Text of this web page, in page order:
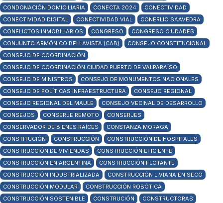
CONDONACIÓN DOMICILIARIA
CONECTA 2024
CONECTIVIDAD
CONECTIVIDAD DIGITAL
CONECTIVIDAD VIAL
CONERLIO SAAVEDRA
CONFLICTOS INMOBILIARIOS
CONGRESO
CONGRESO CIUDADES
CONJUNTO ARMÓNICO BELLAVISTA (CAB)
CONSEJO CONSTITUCIONAL
CONSEJO DE COORDINACIÓN
CONSEJO DE COORDINACIÓN CIUDAD PUERTO DE VALPARAÍSO
CONSEJO DE MINISTROS
CONSEJO DE MONUMENTOS NACIONALES
CONSEJO DE POLÍTICAS INFRAESTRUCTURA
CONSEJO REGIONAL
CONSEJO REGIONAL DEL MAULE
CONSEJO VECINAL DE DESARROLLO
CONSEJOS
CONSERJE REMOTO
CONSERJES
CONSERVADOR DE BIENES RAÍCES
CONSTANZA MORAGA
CONSTITUCIÓN
CONSTRUCCIÓN
CONSTRUCCIÓN DE HOSPITALES
CONSTRUCCIÓN DE VIVIENDAS
CONSTRUCCIÓN EFICIENTE
CONSTRUCCIÓN EN ARGENTINA
CONSTRUCCIÓN FLOTANTE
CONSTRUCCIÓN INDUSTRIALIZADA
CONSTRUCCIÓN LIVIANA EN SECO
CONSTRUCCIÓN MODULAR
CONSTRUCCIÓN ROBÓTICA
CONSTRUCCIÓN SOSTENIBLE
CONSTRUCIÓN
CONSTRUCTORAS